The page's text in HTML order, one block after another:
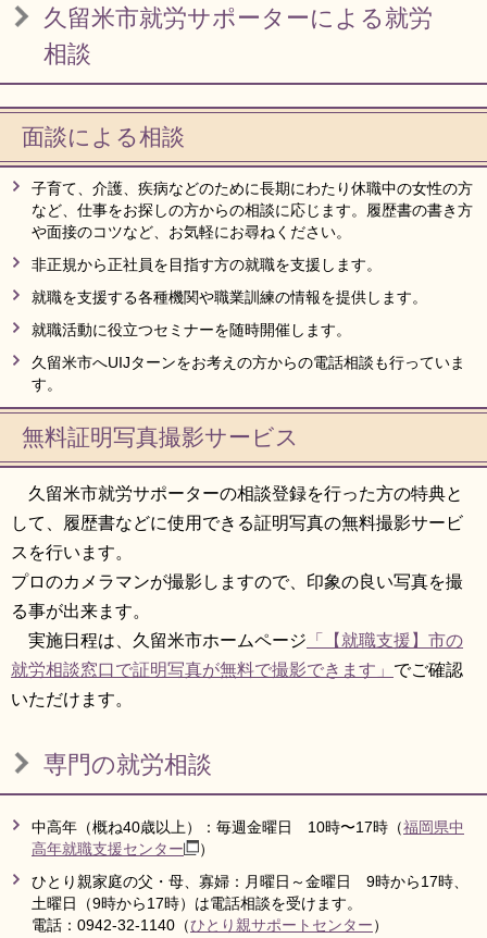
久留米市就労サポーターによる就労
相談
面談による相談
子育て、介護、疾病などのために長期にわたり休職中の女性の方
など、仕事をお探しの方からの相談に応じます。履歴書の書き方
や面接のコツなど、お気軽にお尋ねください。
非正規から正社員を目指す方の就職を支援します。
就職を支援する各種機関や職業訓練の情報を提供します。
就職活動に役立つセミナーを随時開催します。
久留米市へUIJターンをお考えの方からの電話相談も行っていま
す。
無料証明写真撮影サービス
久留米市就労サポーターの相談登録を行った方の特典と
して、履歴書などに使用できる証明写真の無料撮影サービ
スを行います。
プロのカメラマンが撮影しますので、印象の良い写真を撮
る事が出来ます。
実施日程は、久留米市ホームページ 「【就職支援】市の
就労相談窓口で証明写真が無料で撮影できます」 でご確認
いただけます。
専門の就労相談
中高年（概ね40歳以上）：毎週金曜日 10時〜17時（福岡県中
高年就職支援センター
）
ひとり親家庭の父・母、寡婦：月曜日～金曜日 9時から17時、
土曜日（9時から17時）は電話相談を受けます。
電話：0942-32-1140（ひとり親サポートセンター ）